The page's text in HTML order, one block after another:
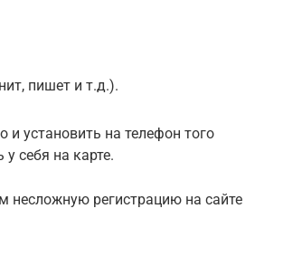
пишет и т.д.).
и установить на телефон того
себя на карте.
несложную регистрацию на сайте